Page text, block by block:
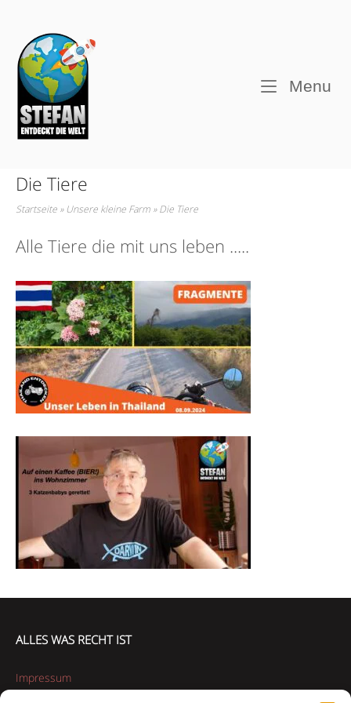
content
Home
Menu
Die Tiere
Startseite » Unsere kleine Farm »Die Tiere
Alle Tiere die mit uns leben .....
ALLES WAS RECHT IST
Impressum